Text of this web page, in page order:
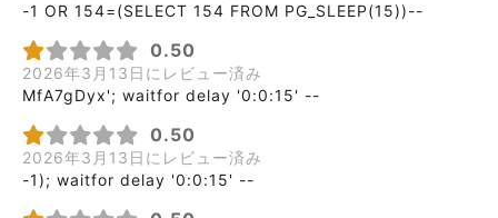
-1 OR 154=(SELECT 154 FROM PG_SLEEP(15))--
0.50
2026年3月13日にレビュー済み
MfA7gDyx'; waitfor delay '0:0:15' --
0.50
2026年3月13日にレビュー済み
-1); waitfor delay '0:0:15' --